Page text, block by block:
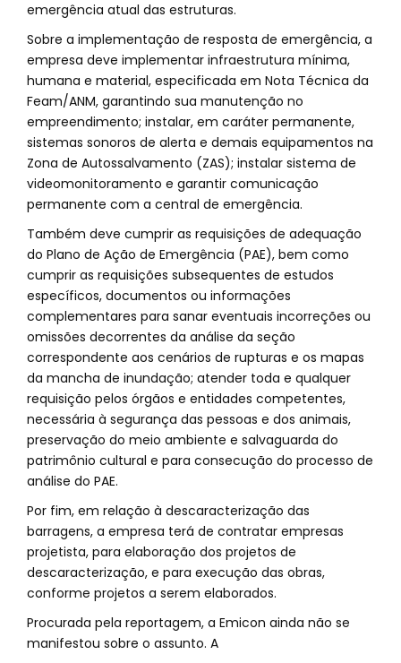
emergência atual das estruturas.
Sobre a implementação de resposta de emergência, a
empresa deve implementar infraestrutura mínima,
humana e material, especificada em Nota Técnica da
Feam/ANM, garantindo sua manutenção no
empreendimento; instalar, em caráter permanente,
sistemas sonoros de alerta e demais equipamentos na
Zona de Autossalvamento (ZAS); instalar sistema de
videomonitoramento e garantir comunicação
permanente com a central de emergência.
Também deve cumprir as requisições de adequação
do Plano de Ação de Emergência (PAE), bem como
cumprir as requisições subsequentes de estudos
específicos, documentos ou informações
complementares para sanar eventuais incorreções ou
omissões decorrentes da análise da seção
correspondente aos cenários de rupturas e os mapas
da mancha de inundação; atender toda e qualquer
requisição pelos órgãos e entidades competentes,
necessária à segurança das pessoas e dos animais,
preservação do meio ambiente e salvaguarda do
patrimônio cultural e para consecução do processo de
análise do PAE.
Por fim, em relação à descaracterização das
barragens, a empresa terá de contratar empresas
projetista, para elaboração dos projetos de
descaracterização, e para execução das obras,
conforme projetos a serem elaborados.
Procurada pela reportagem, a Emicon ainda não se
manifestou sobre o assunto. A